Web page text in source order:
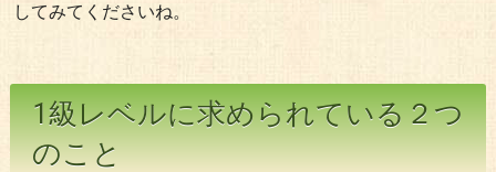
してみてくださいね。
1級レベルに求められている２つ
のこと